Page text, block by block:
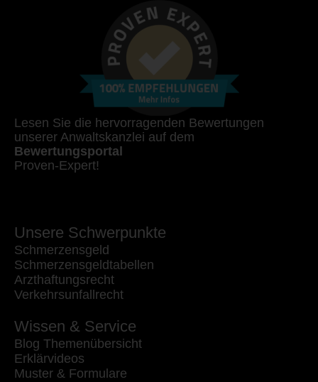
Lesen Sie die hervorragenden Bewertungen
unserer Anwaltskanzlei auf dem
Bewertungsportal
Proven-Expert!
Unsere Schwerpunkte
Schmerzensgeld
Schmerzensgeldtabellen
Arzthaftungsrecht
Verkehrsunfallrecht
Wissen & Service
Blog Themenübersicht
Erklärvideos
Muster & Formulare